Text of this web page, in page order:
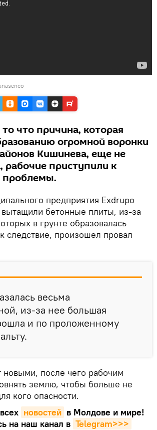
что причина, которая
огромной воронки
Кишинева, еще не
рабочие приступили к
предприятия Exdrupo
вытащили бетонные плиты, из-за
в грунте образовалась
следствие, произошел провал
весьма
из-за нее большая
и по проложенному
после чего рабочим
землю, чтобы больше не
кого опасности.
новостей в Молдове и мире!
на наш канал в Telegram>>>